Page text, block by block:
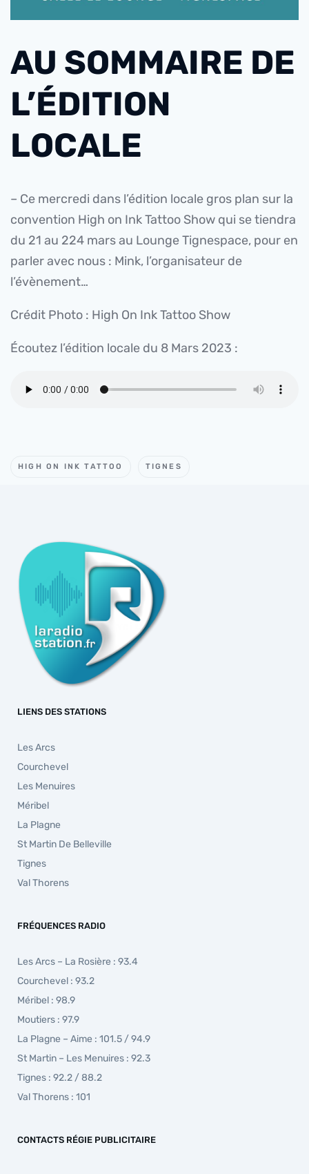
AU SOMMAIRE DE
L’ÉDITION
LOCALE
– Ce mercredi dans l’édition locale gros plan sur la
convention High on Ink Tattoo Show qui se tiendra
du 21 au 224 mars au Lounge Tignespace, pour en
parler avec nous : Mink, l’organisateur de
l’évènement…
Crédit Photo : High On Ink Tattoo Show
Écoutez l’édition locale du 8 Mars 2023 :
HIGH ON INK TATTOO TIGNES
LIENS DES STATIONS
Les Arcs
Courchevel
Les Menuires
Méribel
La Plagne
St Martin De Belleville
Tignes
Val Thorens
FRÉQUENCES RADIO
Les Arcs – La Rosière : 93.4
Courchevel : 93.2
Méribel : 98.9
Moutiers : 97.9
La Plagne – Aime : 101.5 / 94.9
St Martin – Les Menuires : 92.3
Tignes : 92.2 / 88.2
Val Thorens : 101
CONTACTS RÉGIE PUBLICITAIRE